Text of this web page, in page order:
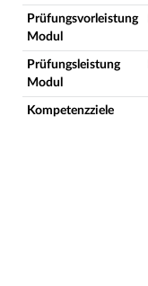
Prüfungsvorleistung
Modul
Prüfungsleistung
Modul
Kompetenzziele